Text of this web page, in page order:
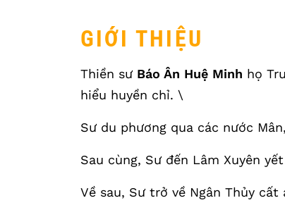
GIỚI THIỆU
Thiền sư Báo Ân Huệ Minh họ
hiểu huyền chỉ. \
Sư du phương qua các nước
Sau cùng, Sư đến Lâm Xuyên
Về sau, Sư trở về Ngân Thủy